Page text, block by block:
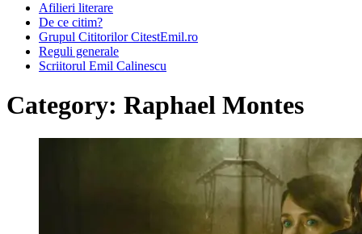
Afilieri literare
De ce citim?
Grupul Cititorilor CitestEmil.ro
Reguli generale
Scriitorul Emil Calinescu
Category: Raphael Montes